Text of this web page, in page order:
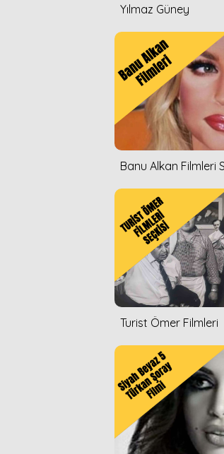
Yılmaz Güney
Banu Alkan Filmleri
Turist Ömer Filmleri